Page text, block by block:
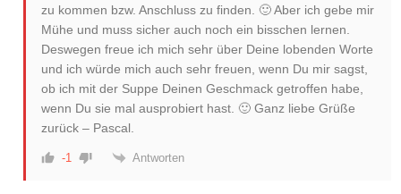
zu kommen bzw. Anschluss zu finden. 🙂 Aber ich gebe mir
Mühe und muss sicher auch noch ein bisschen lernen.
Deswegen freue ich mich sehr über Deine lobenden Worte
und ich würde mich auch sehr freuen, wenn Du mir sagst,
ob ich mit der Suppe Deinen Geschmack getroffen habe,
wenn Du sie mal ausprobiert hast. 🙂 Ganz liebe Grüße
zurück – Pascal.
-1 Antworten